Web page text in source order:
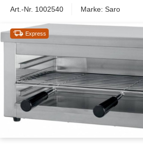
Art.-Nr. 1002540 Marke: Saro
Express